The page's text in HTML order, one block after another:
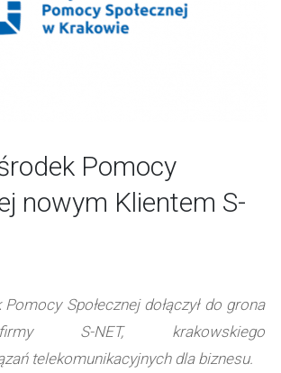
Pomocy
nowym Klientem S-
Społecznej dołączył do grona
S-NET, krakowskiego
telekomunikacyjnych dla biznesu.